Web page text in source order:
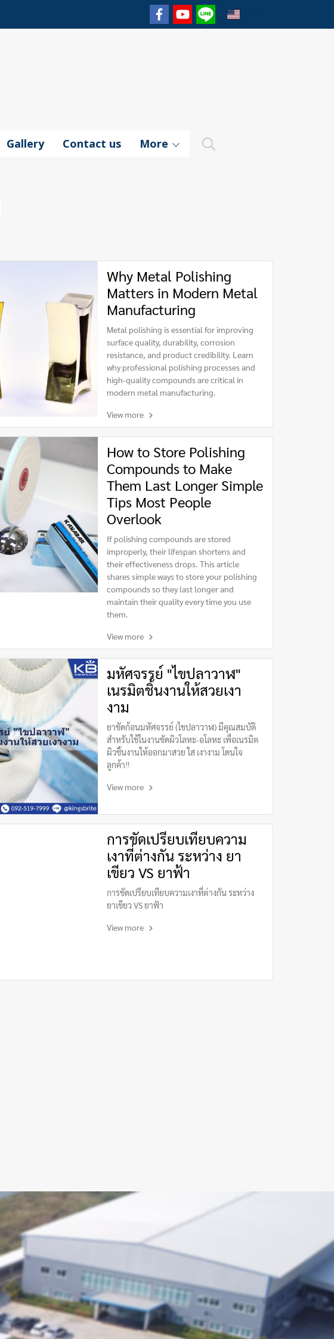
Gallery Contact us More
Why Metal Polishing
Matters in Modern Metal
Manufacturing
Metal polishing is essential for improving
surface quality, durability, corrosion
resistance, and product credibility. Learn
why professional polishing processes and
high-quality compounds are critical in
modern metal manufacturing.
View more
How to Store Polishing
Compounds to Make
Them Last Longer Simple
Tips Most People
Overlook
If polishing compounds are stored
improperly, their lifespan shortens and
their effectiveness drops. This article
shares simple ways to store your polishing
compounds so they last longer and
maintain their quality every time you use
them.
View more
มหัศจรรย์ "ไขปลาวาฬ"
เนรมิตชิ้นงานให้สวยเงา
งาม
ยาขัดก้อนมหัศจรรย์ (ไขปลาวาฬ) มีคุณสมบัติ
สำหรับใช้ในงานขัดผิวโลหะ-อโลหะ เพื่อเนรมิต
ผิวชิ้นงานให้ออกมาสวย ใส เงางาม โดนใจ
ลูกค้า‼️
View more
การขัดเปรียบเทียบความ
เงาที่ต่างกัน ระหว่าง ยา
เขียว VS ยาฟ้า
การขัดเปรียบเทียบความเงาที่ต่างกัน ระหว่าง
ยาเขียว VS ยาฟ้า
View more